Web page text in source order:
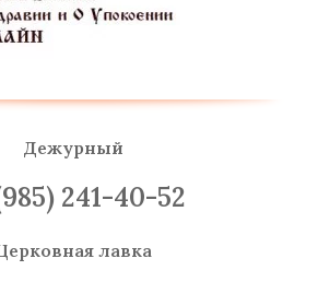
Дежурный
241-40-52
лавка